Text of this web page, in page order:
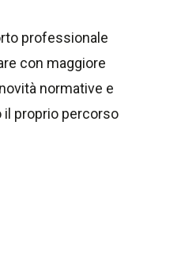
professionale
con maggiore
normative e
il proprio percorso